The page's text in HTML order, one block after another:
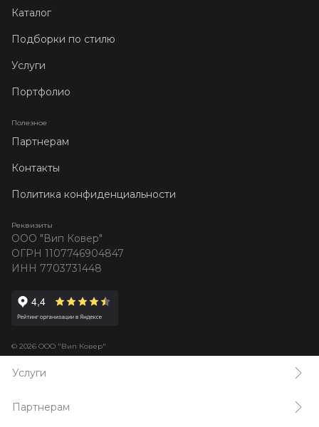
Каталог
Подборки по стилю
Услуги
Портфолио
Полезное
Партнерам
Контакты
Политика конфиденциальности
Реквизиты
ООО "Вип Ковер"
ОГРН 1107746904847
ИНН 7703731448
© 2026 ООО "Вип Ковер"
Услуги
Партнерам